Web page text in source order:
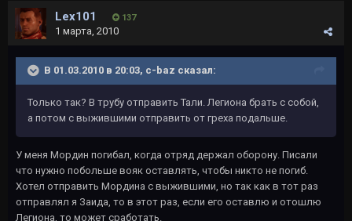
Lex101 137
1 марта, 2010
В 01.03.2010 в 20:03, c-baz сказал:
Только так? В трубу отправить Тали. Легиона брать с собой,
а потом с выжившими отправить от греха подальше.
У меня Мордин погибал, когда отряд держал оборону. Писали
что нужно побольше вояк оставлять, чтобы никто не погиб.
Хотел отправить Мордина с выжившими, но так как в тот раз
отправлял я Заида, то в этот раз, если его оставлю и отошлю
Легиона, то может сработать.